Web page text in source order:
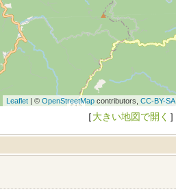
Leaflet| © OpenStreetMapcontributors, CC-BY-SA
［大きい地図で開く ］